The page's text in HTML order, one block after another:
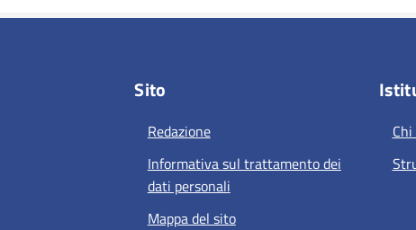
Sito
Redazione
Informativa sul trattamento dei
dati personali
Mappa del sito